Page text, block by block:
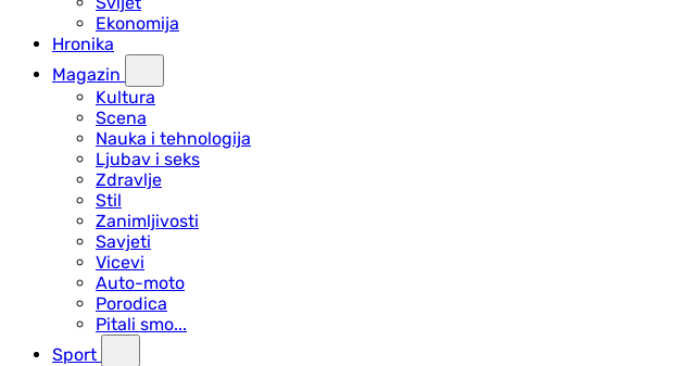
Ekonomija
Hronika
Magazin
Kultura
Scena
Nauka i tehnologija
Ljubav i seks
Zdravlje
Stil
Zanimljivosti
Savjeti
Vicevi
Auto-moto
Porodica
Pitali smo...
Sport